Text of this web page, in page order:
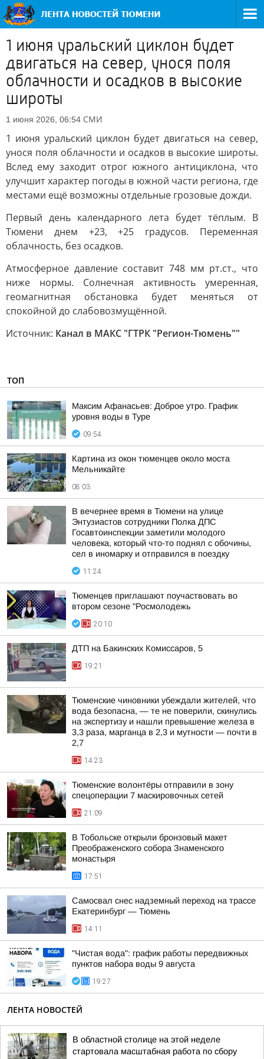
1 июня уральский циклон будет
двигаться на север, унося поля
облачности и осадков в высокие
широты
1 июня 2026, 06:54 СМИ
1 июня уральский циклон будет двигаться на север,
унося поля облачности и осадков в высокие широты.
Вслед ему заходит отрог южного антициклона, что
улучшит характер погоды в южной части региона, где
местами ещё возможны отдельные грозовые дожди.
Первый день календарного лета будет тёплым. В
Тюмени днем +23, +25 градусов. Переменная
облачность, без осадков.
Атмосферное давление составит 748 мм рт.ст., что
ниже нормы. Солнечная активность умеренная,
геомагнитная обстановка будет меняться от
спокойной до слабовозмущённой.
Источник: Канал в МАКС "ГТРК "Регион-Тюмень""
ТОП
Максим Афанасьев: Доброе утро. График
уровня воды в Туре
09:54
Картина из окон тюменцев около моста
Мельникайте
08:03
В вечернее время в Тюмени на улице
Энтузиастов сотрудники Полка ДПС
Госавтоинспекции заметили молодого
человека, который что-то поднял с обочины,
сел в иномарку и отправился в поездку
11:24
Тюменцев приглашают поучаствовать во
втором сезоне "Росмолодежь
20:10
ДТП на Бакинских Комиссаров, 5
19:21
Тюменские чиновники убеждали жителей, что
вода безопасна, — те не поверили, скинулись
на экспертизу и нашли превышение железа в
3,3 раза, марганца в 2,3 и мутности — почти в
2,7
14:23
Тюменские волонтёры отправили в зону
спецоперации 7 маскировочных сетей
21:09
В Тобольске открыли бронзовый макет
Преображенского собора Знаменского
монастыря
17:51
Самосвал снес надземный переход на трассе
Екатеринбург — Тюмень
14:11
"Чистая вода": график работы передвижных
пунктов набора воды 9 августа
19:27
ЛЕНТА НОВОСТЕЙ
В областной столице на этой неделе
стартовала масштабная работа по сбору